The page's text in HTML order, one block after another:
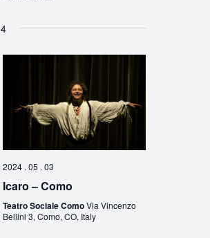
2024 . 05 . 03
Icaro – Como
Teatro Sociale ComoVia Vincenzo
Bellini 3, Como, CO, Italy